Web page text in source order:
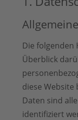
Die folgenden
Überblick
diese Website
Daten sind
identifiziert